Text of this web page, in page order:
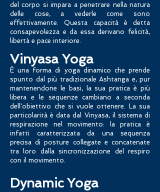
del corpo si impara a penetrare nella natura
delle cose, a vederle come sono
effettivamente. Questa capacità è detta
consapevolezza e da essa derivano felicità,
libertà e pace interiore.
Vinyasa Yoga
È una forma di yoga dinamico che prende
spunto dal più tradizionale Ashtanga e, pur
mantenendone le basi, la sua pratica è più
libera e le sequenze cambiano a seconda
dell'obiettivo che si vuole ottenere. La sua
particolarità è data dal Vinyasa, il sistema di
respirazione nel movimento: la pratica è
infatti caratterizzata da una sequenza
precisa di posture collegate e concatenate
tra loro dalla sincronizzazione del respiro
con il movimento.
Dynamic Yoga